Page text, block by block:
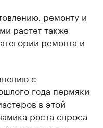
ремонту и
растет также
ремонта и
с
года пермяки
в этой
роста спроса